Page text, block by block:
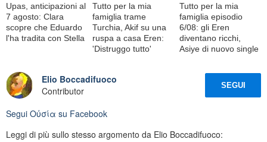
Upas, anticipazioni al
7 agosto: Clara
scopre che Eduardo
l'ha tradita con Stella
Tutto per la mia
famiglia trame
Turchia, Akif su una
ruspa a casa Eren:
'Distruggo tutto'
Tutto per la mia
famiglia episodio
6/08: gli Eren
diventano ricchi,
Asiye di nuovo single
Elio Boccadifuoco
Contributor
SEGUI
Segui Oὐσία su Facebook
Leggi di più sullo stesso argomento da Elio Boccadifuoco: